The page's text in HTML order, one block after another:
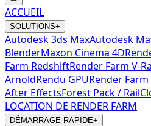
ACCUEIL
SOLUTIONS+
Autodesk 3ds MaxAutodesk
BlenderMaxon Cinema 4D
Farm RedshiftRender Farm V-
ArnoldRendu GPURender
After EffectsForest Pack /
LOCATION DE RENDER FARM
DÉMARRAGE RAPIDE+